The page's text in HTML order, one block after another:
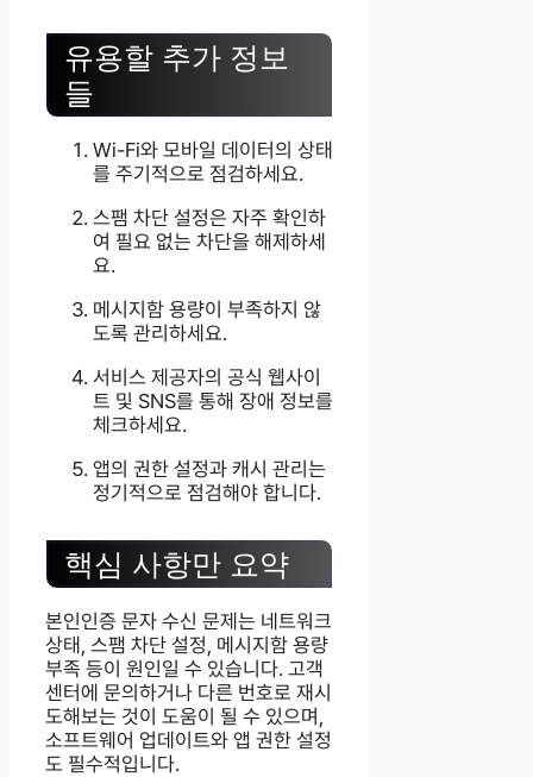
유용할 추가 정보
들
Wi-Fi와 모바일 데이터의 상태
를 주기적으로 점검하세요.
스팸 차단 설정은 자주 확인하
여 필요 없는 차단을 해제하세
요.
메시지함 용량이 부족하지 않
도록 관리하세요.
서비스 제공자의 공식 웹사이
트 및 SNS를 통해 장애 정보를
체크하세요.
앱의 권한 설정과 캐시 관리는
정기적으로 점검해야 합니다.
핵심 사항만 요약
본인인증 문자 수신 문제는 네트워크
상태, 스팸 차단 설정, 메시지함 용량
부족 등이 원인일 수 있습니다. 고객
센터에 문의하거나 다른 번호로 재시
도해보는 것이 도움이 될 수 있으며,
소프트웨어 업데이트와 앱 권한 설정
도 필수적입니다.